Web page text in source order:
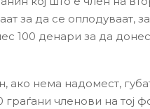
за да се оплодуваат,
100 денари за да
ако нема надомест,
граѓани членови на